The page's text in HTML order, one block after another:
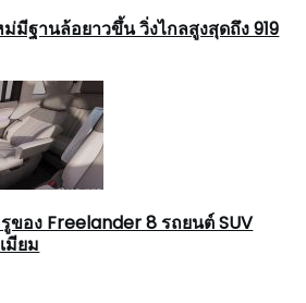
ม่มีฐานล้อยาวขึ้น วิ่งไกลสูงสุดถึง 919
รูของ Freelander 8 รถยนต์ SUV
มียม